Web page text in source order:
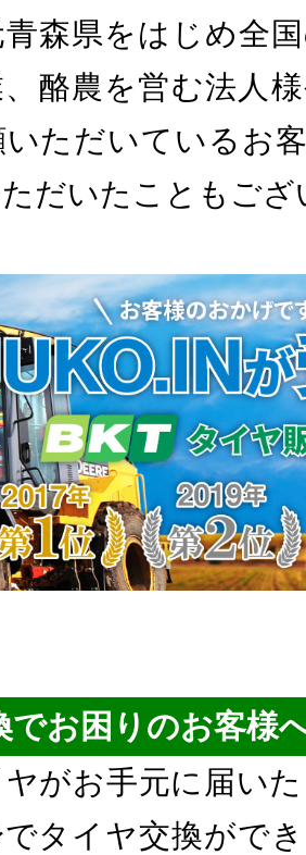
青森県をはじめ全
酪農を営む法人
ただいているお
だいたこともござ
でお困りのお客様
がお手元に届い
タイヤ交換がで